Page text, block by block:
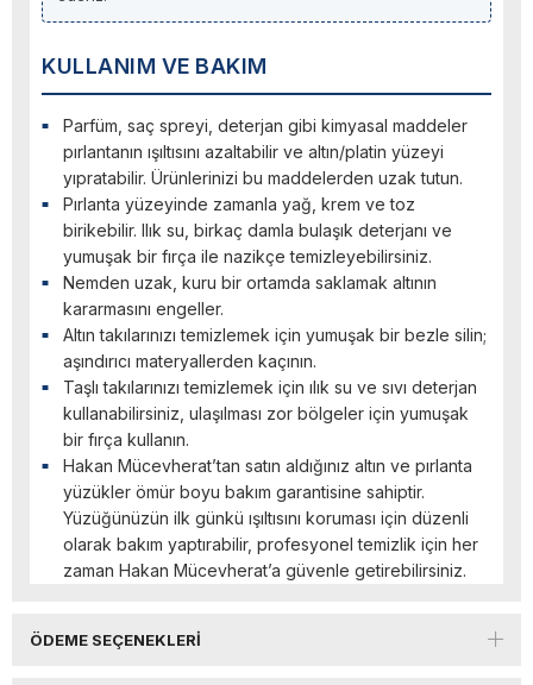
KULLANIM VE BAKIM
Parfüm, saç spreyi, deterjan gibi kimyasal maddeler
pırlantanın ışıltısını azaltabilir ve altın/platin yüzeyi
yıpratabilir. Ürünlerinizi bu maddelerden uzak tutun.
Pırlanta yüzeyinde zamanla yağ, krem ve toz
birikebilir. Ilık su, birkaç damla bulaşık deterjanı ve
yumuşak bir fırça ile nazikçe temizleyebilirsiniz.
Nemden uzak, kuru bir ortamda saklamak altının
kararmasını engeller.
Altın takılarınızı temizlemek için yumuşak bir bezle silin;
aşındırıcı materyallerden kaçının.
Taşlı takılarınızı temizlemek için ılık su ve sıvı deterjan
kullanabilirsiniz, ulaşılması zor bölgeler için yumuşak
bir fırça kullanın.
Hakan Mücevherat’tan satın aldığınız altın ve pırlanta
yüzükler ömür boyu bakım garantisine sahiptir.
Yüzüğünüzün ilk günkü ışıltısını koruması için düzenli
olarak bakım yaptırabilir, profesyonel temizlik için her
zaman Hakan Mücevherat’a güvenle getirebilirsiniz.
ÖDEME SEÇENEKLERI